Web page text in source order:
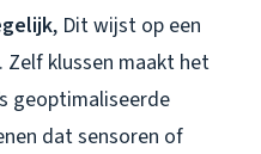
, Dit wijst op een
klussen maakt het
geoptimaliseerde
dat sensoren of